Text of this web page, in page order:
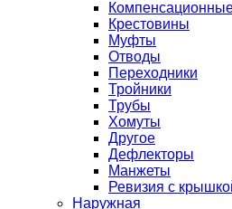
Крестовины
Муфты
Отводы
Переходники
Тройники
Трубы
Хомуты
Другое
Дефлекторы
Манжеты
Ревизия с
Наружная